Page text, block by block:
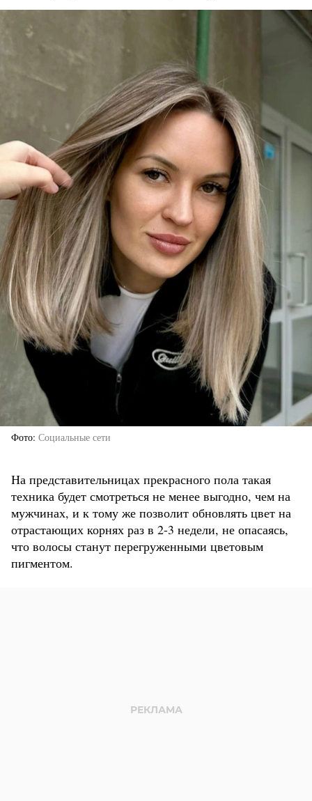
Фото Социальные сети
На представительницах прекрасного пола такая
техника будет смотреться не менее выгодно, чем на
мужчинах, и к тому же позволит обновлять цвет на
отрастающих корнях раз в 2-3 недели, не опасаясь,
что волосы станут перегруженными цветовым
пигментом.